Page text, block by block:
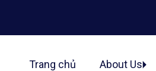
Trang chủ About Us